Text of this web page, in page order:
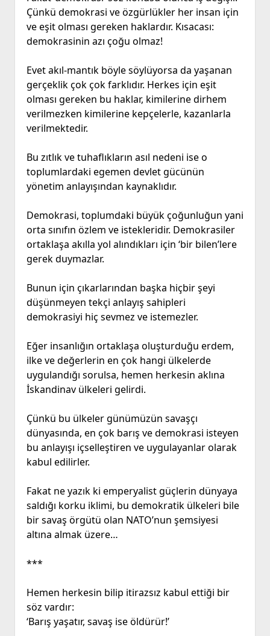
Çünkü demokrasi ve özgürlükler her insan için
ve eşit olması gereken haklardır. Kısacası:
demokrasinin azı çoğu olmaz!
Evet akıl-mantık böyle söylüyorsa da yaşanan
gerçeklik çok çok farklıdır. Herkes için eşit
olması gereken bu haklar, kimilerine dirhem
verilmezken kimilerine kepçelerle, kazanlarla
verilmektedir.
Bu zıtlık ve tuhaflıkların asıl nedeni ise o
toplumlardaki egemen devlet gücünün
yönetim anlayışından kaynaklıdır.
Demokrasi, toplumdaki büyük çoğunluğun yani
orta sınıfın özlem ve istekleridir. Demokrasiler
ortaklaşa akılla yol alındıkları için ‘bir bilen’lere
gerek duymazlar.
Bunun için çıkarlarından başka hiçbir şeyi
düşünmeyen tekçi anlayış sahipleri
demokrasiyi hiç sevmez ve istemezler.
Eğer insanlığın ortaklaşa oluşturduğu erdem,
ilke ve değerlerin en çok hangi ülkelerde
uygulandığı sorulsa, hemen herkesin aklına
İskandinav ülkeleri gelirdi.
Çünkü bu ülkeler günümüzün savaşçı
dünyasında, en çok barış ve demokrasi isteyen
bu anlayışı içselleştiren ve uygulayanlar olarak
kabul edilirler.
Fakat ne yazık ki emperyalist güçlerin dünyaya
saldığı korku iklimi, bu demokratik ülkeleri bile
bir savaş örgütü olan NATO’nun şemsiyesi
altına almak üzere…
***
Hemen herkesin bilip itirazsız kabul ettiği bir
söz vardır:
‘Barış yaşatır, savaş ise öldürür!’